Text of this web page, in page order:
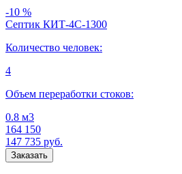
-10 %
Септик КИТ-4С-1300
Количество человек:
4
Объем переработки стоков:
0.8 м3
164 150
147 735 руб.